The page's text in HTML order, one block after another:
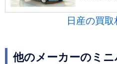
日産の買
他のメーカーのミ